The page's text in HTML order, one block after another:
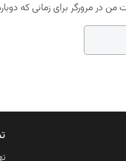
من در مرورگر برای زمانی که